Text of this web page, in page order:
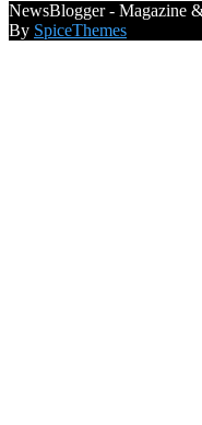
NewsBlogger - Magazine
By SpiceThemes